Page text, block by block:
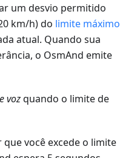
um desvio permitido
km/h) do limite máximo
atual. Quando sua
o OsmAnd emite
vozquando o limite de
que você excede o limite